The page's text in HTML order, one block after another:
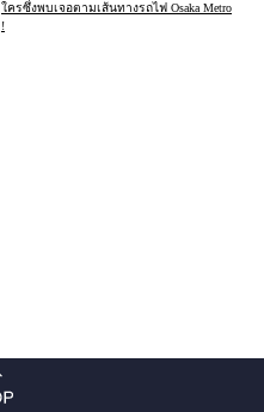
ใครซึ่งพบเจอตามเส้นทางรถไฟ Osaka Metro
!